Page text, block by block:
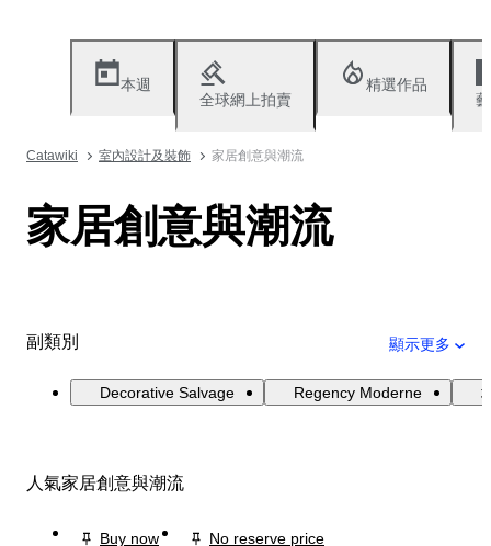
本週
全球網上拍賣
精選作品
Catawiki 室內設計及裝飾 家居創意與潮流
家居創意與潮流
副類別 顯示更多
Decorative Salvage Regency Moderne
人氣家居創意與潮流
Buy now
No reserve price